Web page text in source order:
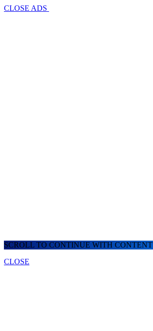
CLOSE ADS
SCROLL TO CONTINUE WITH CONTENT
CLOSE